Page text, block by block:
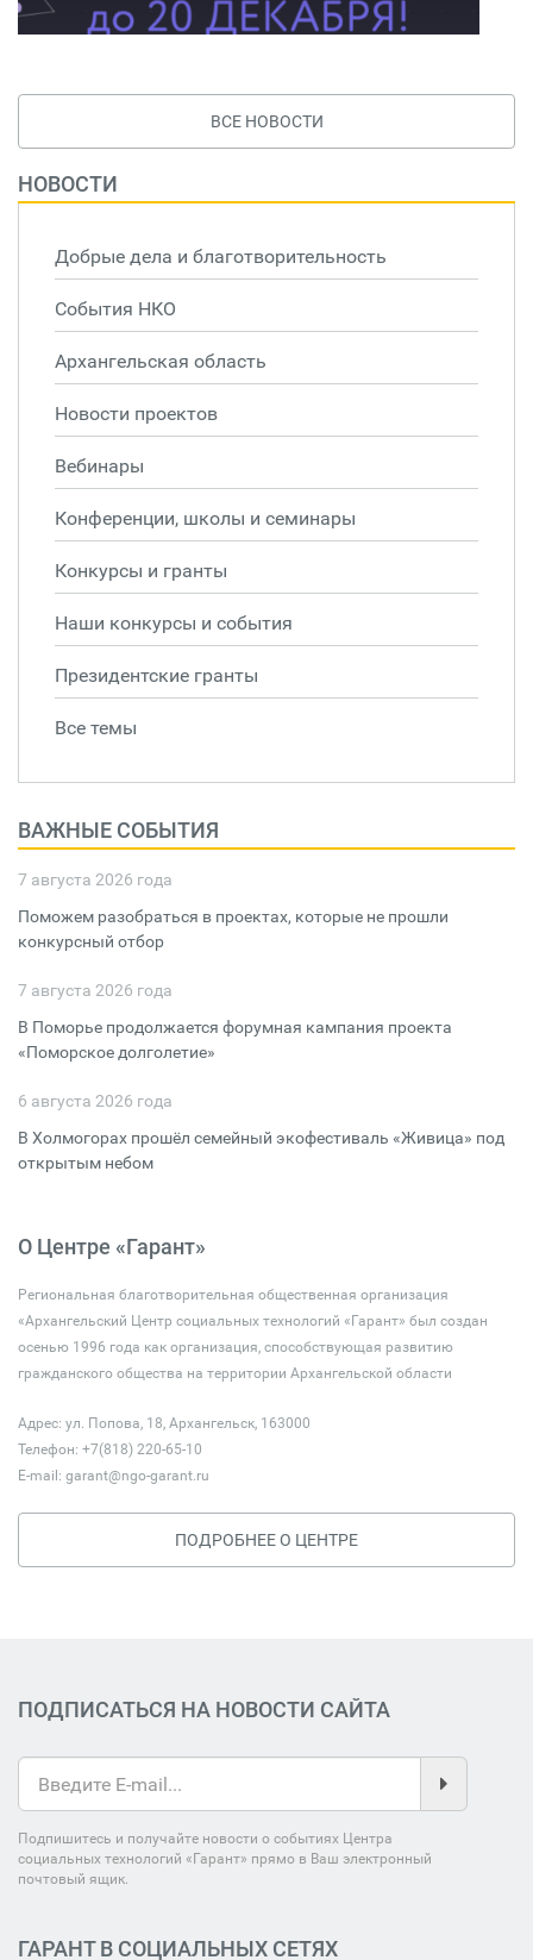
ВСЕ НОВОСТИ
НОВОСТИ
Добрые дела и благотворительность
События НКО
Архангельская область
Новости проектов
Вебинары
Конференции, школы и семинары
Конкурсы и гранты
Наши конкурсы и события
Президентские гранты
Все темы
ВАЖНЫЕ СОБЫТИЯ
7 августа 2026 года
Поможем разобраться в проектах, которые не прошли
конкурсный отбор
7 августа 2026 года
В Поморье продолжается форумная кампания проекта
«Поморское долголетие»
6 августа 2026 года
В Холмогорах прошёл семейный экофестиваль «Живица» под
открытым небом
О Центре «Гарант»
Региональная благотворительная общественная организация
«Архангельский Центр социальных технологий «Гарант» был создан
осенью 1996 года как организация, способствующая развитию
гражданского общества на территории Архангельской области
Адрес: ул. Попова, 18, Архангельск, 163000
Телефон: +7(818) 220-65-10
E-mail: garant@ngo-garant.ru
ПОДРОБНЕЕ О ЦЕНТРЕ
ПОДПИСАТЬСЯ НА НОВОСТИ САЙТА
Подпишитесь и получайте новости о событиях Центра
социальных технологий «Гарант» прямо в Ваш электронный
почтовый ящик.
ГАРАНТ В СОЦИАЛЬНЫХ СЕТЯХ